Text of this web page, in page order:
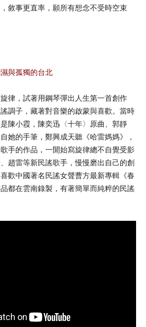
敘事更直率，願所有想念不受時空束
與孤獨的台北
律，試著用鋼琴彈出人生第一首創作
謠調子，藏著對音樂的啟蒙與喜歡。當時
陳小霞，陳奕迅〈十年〉原曲、郭靜
她的手筆，鄭興成天聽《哈雷媽媽》，
手的作品，一開始寫旋律總不自覺受影
趙雷等新民謠歌手，慢慢磨出自己的創
歡中國著名民謠女聲曹方最新專輯《春
都在雲南錄製，有著簡單而純粹的民謠